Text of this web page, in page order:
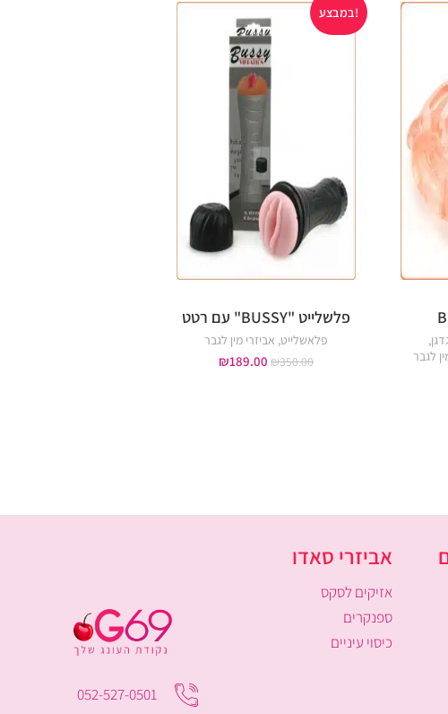
,
לגבר
במבצע!
פלשלייט "BUSSY" עם רטט
פלאשלייט, אביזרי מין לגבר
₪350.00
₪189.00
אביזרי סאדו
אזיקים לסקס
ספנקרים
כיסוי עיניים
052-527-0501